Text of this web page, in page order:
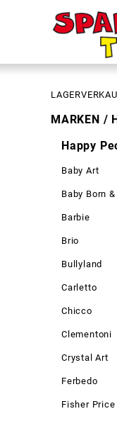
MARKEN /
Happy
Baby Art
Baby Born &
Barbie
Brio
Bullyland
Carletto
Chicco
Clementoni
Crystal Art
Ferbedo
Fisher Price